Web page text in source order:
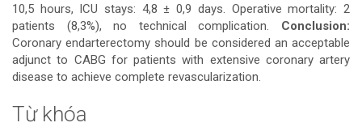
10,5 hours, ICU stays: 4,8 ± 0,9 days. Operative mortality: 2
patients (8,3%), no technical complication. Conclusion:
Coronary endarterectomy should be considered an acceptable
adjunct to CABG for patients with extensive coronary artery
disease to achieve complete revascularization.
Từ khóa